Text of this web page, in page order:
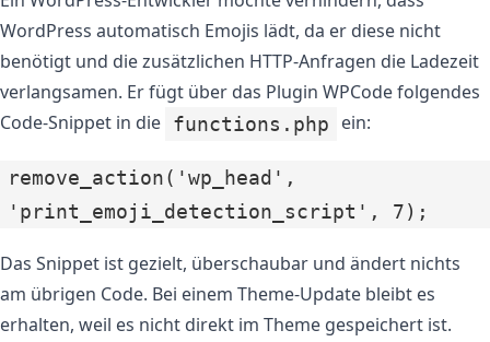
WordPress automatisch Emojis lädt, da er diese nicht
benötigt und die zusätzlichen HTTP-Anfragen die Ladezeit
verlangsamen. Er fügt über das Plugin WPCode folgendes
Code-Snippet in die functions.php ein:
remove_action('wp_head',
'print_emoji_detection_script', 7);
Das Snippet ist gezielt, überschaubar und ändert nichts
am übrigen Code. Bei einem Theme-Update bleibt es
erhalten, weil es nicht direkt im Theme gespeichert ist.